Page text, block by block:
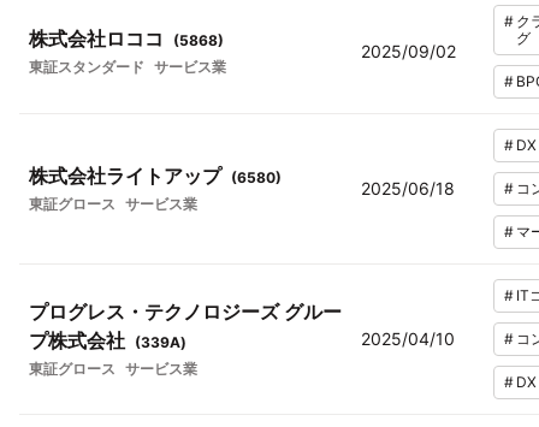
株式会社ロココ (5868)
東証スタンダード サービス業
2025/09/02
# ク
グ
#
株式会社ライトアップ (6580)
東証グロース サービス業
2025/06/18
# DX
# コ
# マ
プログレス・テクノロジーズ グルー
プ株式会社 (339A)
東証グロース サービス業
2025/04/10
# IT
# コ
# DX